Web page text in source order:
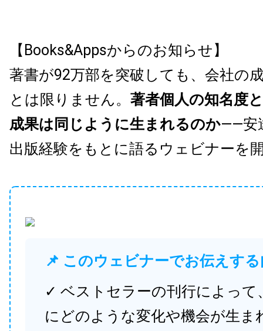
【Books&Appsからのお知らせ】
著書が92万部を突破しても、会社の
とは限りません。 著者個人の知名度
成果は同じように生まれるのか——安
出版経験をもとに語るウェビナーを
📌 このウェビナーでお伝えす
✓ ベストセラーの刊行によって
にどのような変化や機会が生ま